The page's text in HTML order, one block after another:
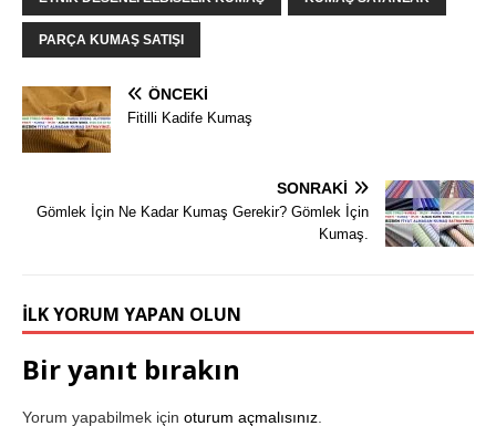
PARÇA KUMAŞ SATIŞI
ÖNCEKI
Fitilli Kadife Kumaş
SONRAKI
Gömlek İçin Ne Kadar Kumaş Gerekir? Gömlek İçin
Kumaş.
İLK YORUM YAPAN OLUN
Bir yanıt bırakın
Yorum yapabilmek için oturum açmalısınız